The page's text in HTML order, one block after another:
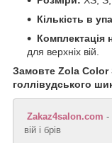
Кількість в
Комплектація
для верхніх вій.
Замовте Zola Color
голлівудського
Zakaz4salon.com -
вій і брів